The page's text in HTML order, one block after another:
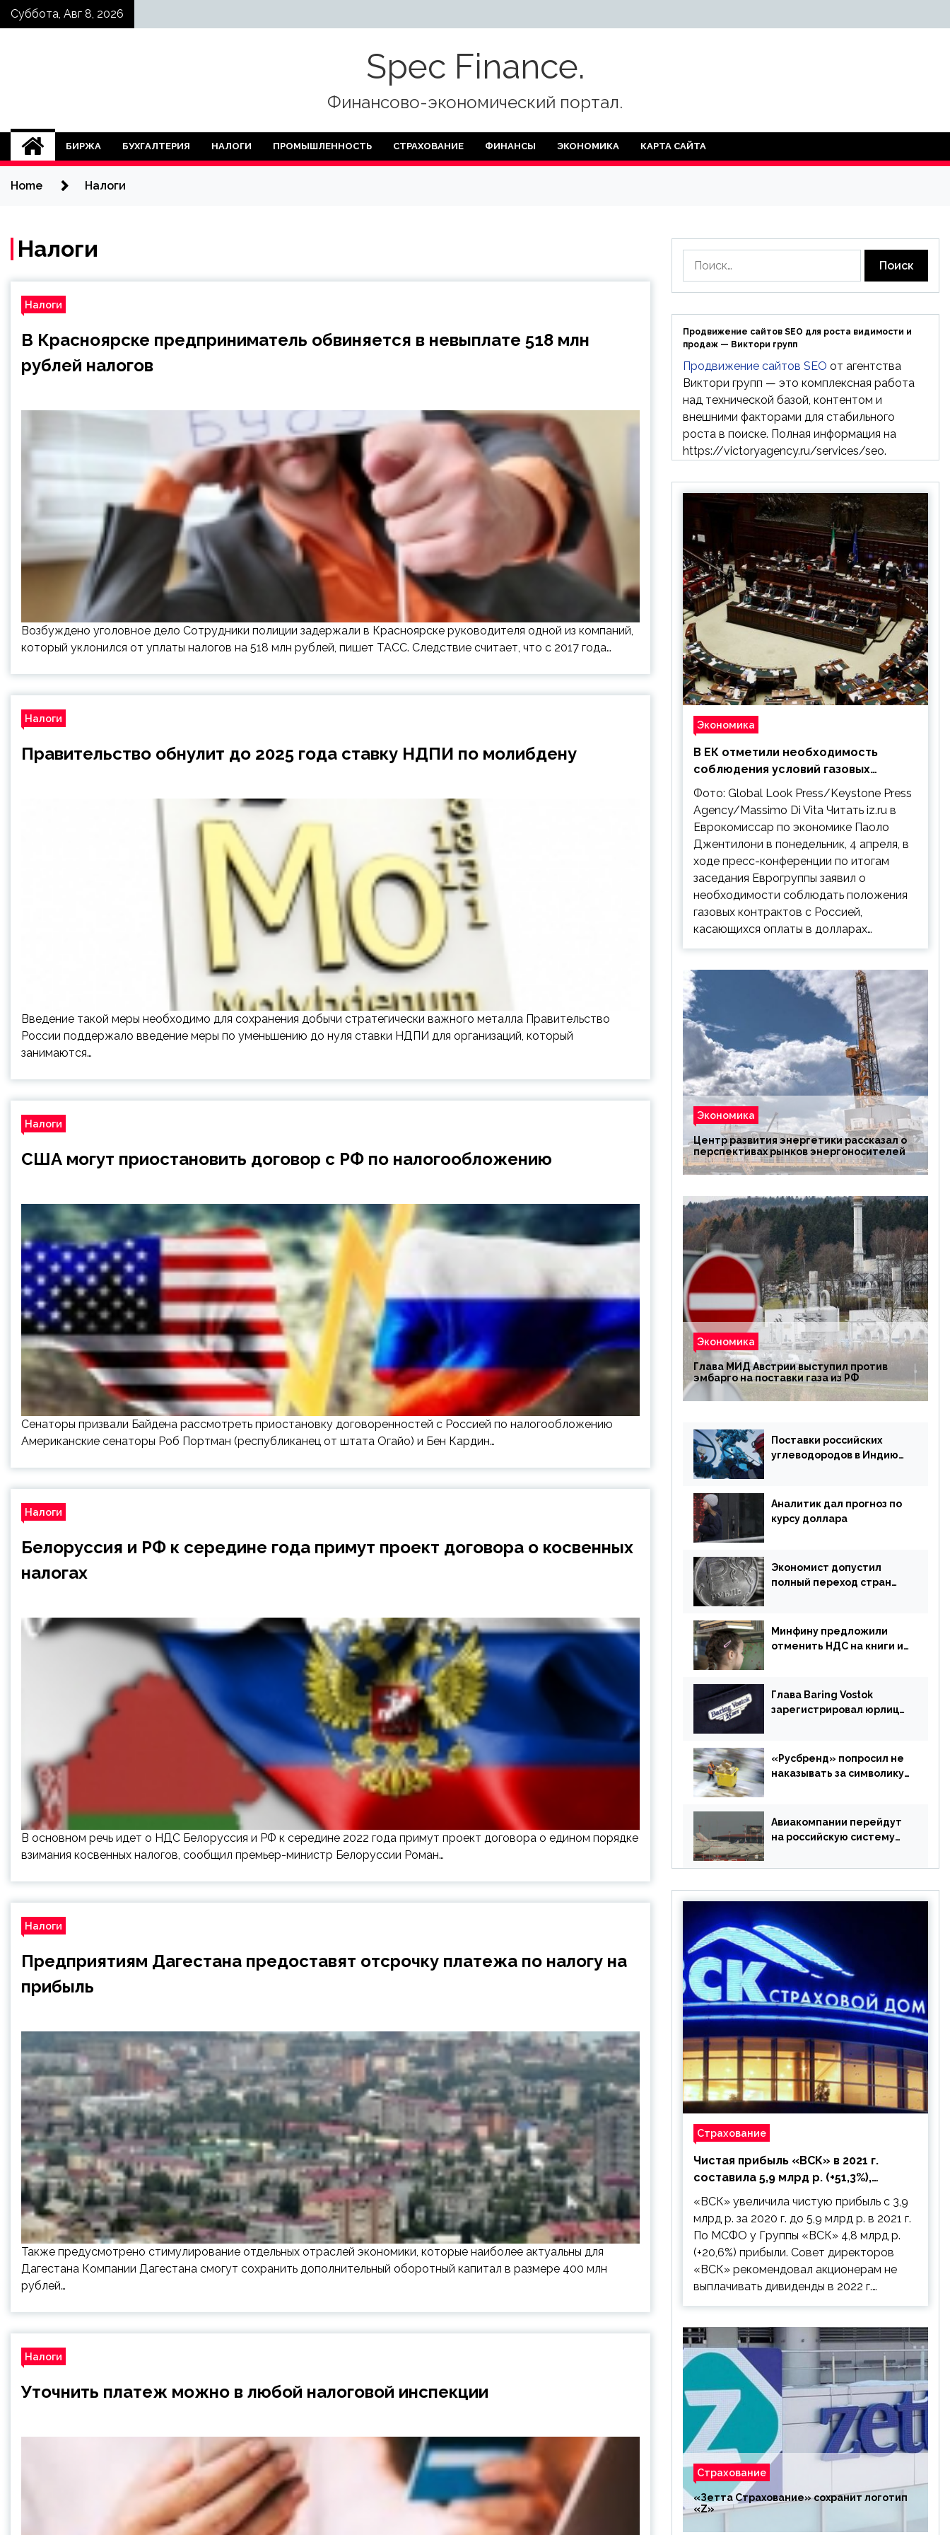
SkipСуббота, Авг 8, 2026
Spec Finance.
Финансово-экономический портал.
БИРЖА БУХГАЛТЕРИЯ НАЛОГИ ПРОМЫШЛЕННОСТЬ СТРАХОВАНИЕ ФИНАНСЫ ЭКОНОМИКА КАРТА САЙТА
Home Налоги
Налоги
Налоги
В Красноярске предприниматель обвиняется в невыплате 518 млн
рублей налогов
Возбуждено уголовное дело Сотрудники полиции задержали в Красноярске руководителя одной из компаний,
который уклонился от уплаты налогов на 518 млн рублей, пишет ТАСС. Следствие считает, что с 2017 года…
Налоги
Правительство обнулит до 2025 года ставку НДПИ по молибдену
Введение такой меры необходимо для сохранения добычи стратегически важного металла Правительство
России поддержало введение меры по уменьшению до нуля ставки НДПИ для организаций, который
занимаются…
Налоги
США могут приостановить договор с РФ по налогообложению
Сенаторы призвали Байдена рассмотреть приостановку договоренностей с Россией по налогообложению
Американские сенаторы Роб Портман (республиканец от штата Огайо) и Бен Кардин…
Налоги
Белоруссия и РФ к середине года примут проект договора о косвенных
налогах
В основном речь идет о НДС Белоруссия и РФ к середине 2022 года примут проект договора о едином порядке
взимания косвенных налогов, сообщил премьер-министр Белоруссии Роман…
Налоги
Предприятиям Дагестана предоставят отсрочку платежа по налогу на
прибыль
Также предусмотрено стимулирование отдельных отраслей экономики, которые наиболее актуальны для
Дагестана Компании Дагестана смогут сохранить дополнительный оборотный капитал в размере 400 млн
рублей…
Налоги
Уточнить платеж можно в любой налоговой инспекции
Продвижение сайтов SEO для роста видимости и
продаж — Виктори групп
Продвижение сайтов SEO от агентства
Виктори групп — это комплексная работа
над технической базой, контентом и
внешними факторами для стабильного
роста в поиске. Полная информация на
https://victoryagency.ru/services/seo.
Экономика
В ЕК отметили необходимость
соблюдения условий газовых
контрактов с РФ
Фото: Global Look Press/Keystone Press
Agency/Massimo Di Vita Читать iz.ru в
Еврокомиссар по экономике Паоло
Джентилони в понедельник, 4 апреля, в
ходе пресс-конференции по итогам
заседания Еврогруппы заявил о
необходимости соблюдать положения
газовых контрактов с Россией,
касающихся оплаты в долларах…
Экономика
Центр развития энергетики рассказал о
перспективах рынков энергоносителей
Экономика
Глава МИД Австрии выступил против
эмбарго на поставки газа из РФ
Поставки российских
углеводородов в Индию
Аналитик дал прогноз по
курсу доллара
Экономист допустил
полный переход стран
Минфину предложили
отменить НДС на книги и
Глава Baring Vostok
зарегистрировал юрлицо
«Русбренд» попросил не
наказывать за символику
Авиакомпании перейдут
на российскую систему
Страхование
Чистая прибыль «ВСК» в 2021 г.
составила 5,9 млрд р. (+51,3%),
дивиденды рекомендовано не
выплачивать
«ВСК» увеличила чистую прибыль с 3,9
млрд р. за 2020 г. до 5,9 млрд р. в 2021 г.
По МСФО у Группы «ВСК» 4,8 млрд р.
(+20,6%) прибыли. Совет директоров
«ВСК» рекомендовал акционерам не
выплачивать дивиденды в 2022 г.…
Страхование
«Зетта Страхование» сохранит логотип
«Z»